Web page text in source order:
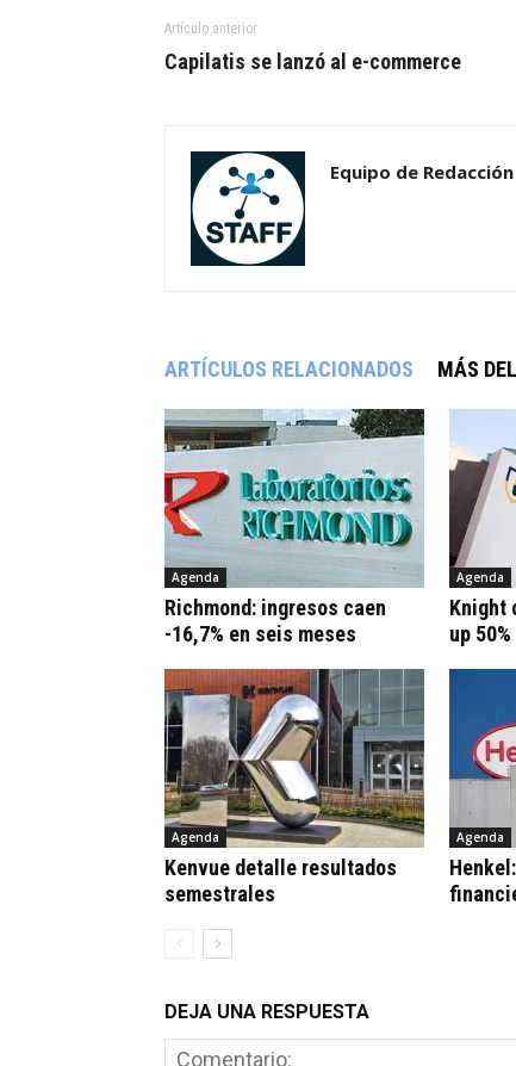
Artículo anterior
Capilatis se lanzó al e-commerce
Equipo de Redacción
ARTÍCULOS RELACIONADOS MÁS
Agenda
Richmond: ingresos caen
-16,7% en seis meses
Agenda
Knight
up 50%
Agenda
Kenvue detalle resultados
semestrales
Agenda
DEJA UNA RESPUESTA